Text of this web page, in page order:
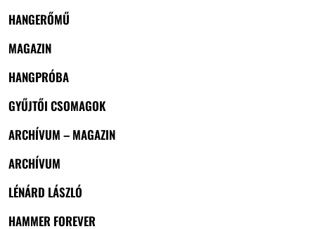
HANGERŐMŰ
MAGAZIN
HANGPRÓBA
GYŰJTŐI CSOMAGOK
ARCHÍVUM – MAGAZIN
ARCHÍVUM
LÉNÁRD LÁSZLÓ
HAMMER FOREVER